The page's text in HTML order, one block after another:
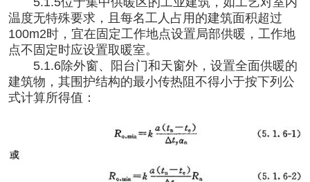
温度无特殊要求，且每名工人占用的建筑面积超过
100m2时，宜在固定工作地点设置局部供暖，工作地
点不固定时应设置取暖室。
5.1.6除外窗、阳台门和天窗外，设置全面供暖的
建筑物，其围护结构的最小传热阻不得小于按下列公
式计算所得值：